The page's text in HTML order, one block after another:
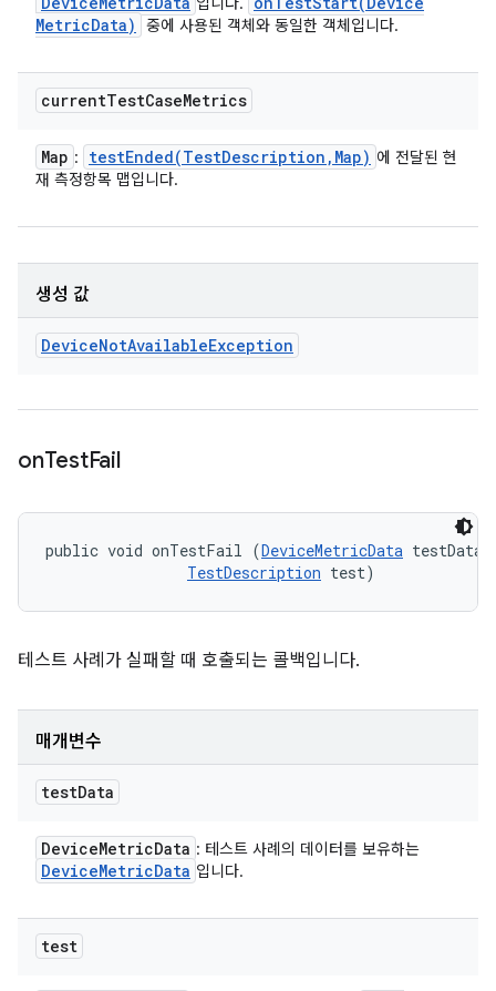
MetricData) 중에 사용된 객체와 동일한 객체입니다.
currentTestCaseMetrics
Map : testEnded(TestDescription , Map) 에 전달된 현
재 측정항목 맵입니다.
생성 값
DeviceNotAvailableException
onTestFail
public void onTestFail (DeviceMetricData
TestDescription test)
테스트 사례가 실패할 때 호출되는 콜백입니다.
매개변수
testData
DeviceMetricData : 테스트 사례의 데이터를 보유하는
DeviceMetricData 입니다.
test